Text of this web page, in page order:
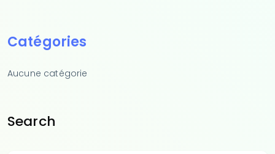
Catégories
Aucune catégorie
Search